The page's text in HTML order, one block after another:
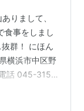
りまして、
食事をしまし
群！ にほん
横浜市中区野
話 045-315-
アチャーシュ